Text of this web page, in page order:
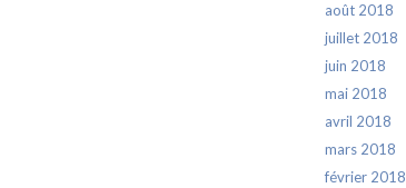
août 2018
juillet 2018
juin 2018
mai 2018
avril 2018
mars 2018
février 2018